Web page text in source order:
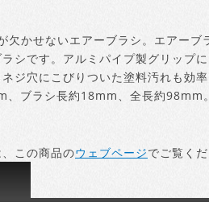
欠かせないエアーブラシ。エアー
シです。アルミパイプ製グリップ
ジ穴にこびりついた塗料汚れも効率
ブラシ長約18mm、全長約98mm
この商品のウェブページでご覧くだ